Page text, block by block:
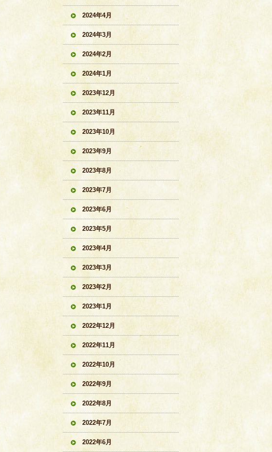
2024年4月
2024年3月
2024年2月
2024年1月
2023年12月
2023年11月
2023年10月
2023年9月
2023年8月
2023年7月
2023年6月
2023年5月
2023年4月
2023年3月
2023年2月
2023年1月
2022年12月
2022年11月
2022年10月
2022年9月
2022年8月
2022年7月
2022年6月